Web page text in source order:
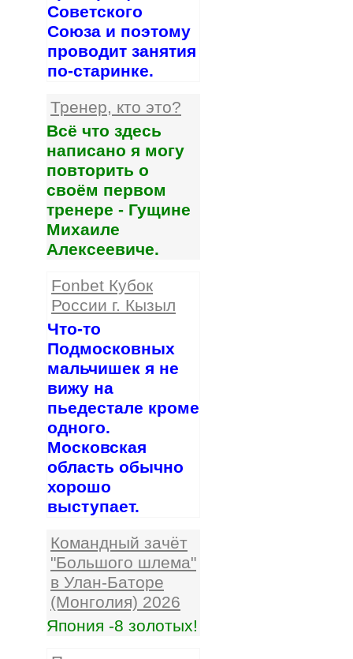
Советского
Союза и поэтому
проводит занятия
по-старинке.
Тренер, кто это?
Всё что здесь
написано я могу
повторить о
своём первом
тренере - Гущине
Михаиле
Алексеевиче.
Fonbet Кубок
России г. Кызыл
Что-то
Подмосковных
мальчишек я не
вижу на
пьедестале кроме
одного.
Московская
область обычно
хорошо
выступает.
Командный зачёт
"Большого шлема"
в Улан-Баторе
(Монголия) 2026
Япония -8 золотых!